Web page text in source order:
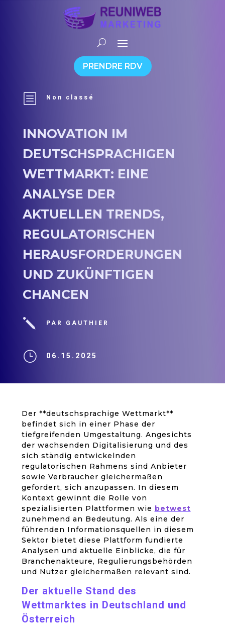
PRENDRE RDV
b Non classé
INNOVATION IM
DEUTSCHSPRACHIGEN
WETTMARKT: EINE
ANALYSE DER
AKTUELLEN TRENDS,
REGULATORISCHEN
HERAUSFORDERUNGEN
UND ZUKÜNFTIGEN
CHANCEN
j PAR GAUTHIER
} 06.15.2025
Der **deutschsprachige Wettmarkt**
befindet sich in einer Phase der
tiefgreifenden Umgestaltung. Angesichts
der wachsenden Digitalisierung und des
sich ständig entwickelnden
regulatorischen Rahmens sind Anbieter
sowie Verbraucher gleichermaßen
gefordert, sich anzupassen. In diesem
Kontext gewinnt die Rolle von
spezialisierten Plattformen wie betwest
zunehmend an Bedeutung. Als eine der
führenden Informationsquellen in diesem
Sektor bietet diese Plattform fundierte
Analysen und aktuelle Einblicke, die für
Branchenakteure, Regulierungsbehörden
und Nutzer gleichermaßen relevant sind.
Der aktuelle Stand des
Wettmarktes in Deutschland und
Österreich